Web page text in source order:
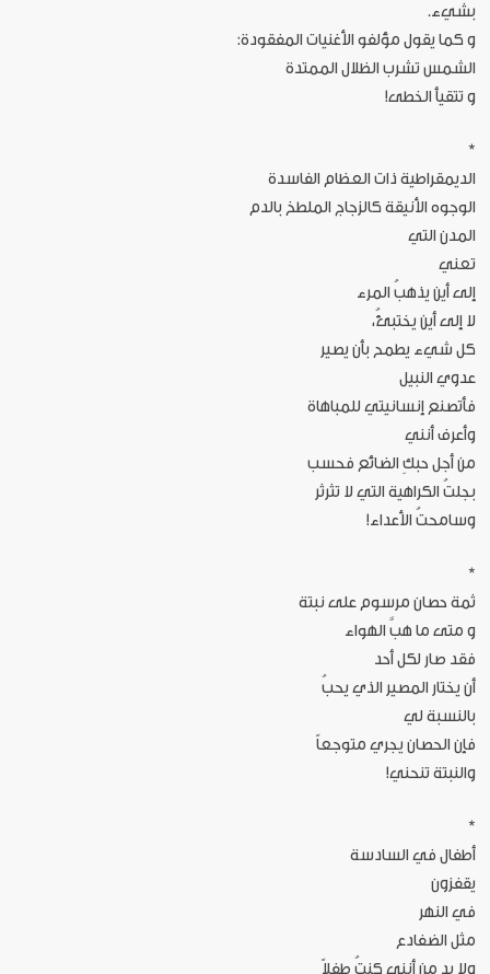
بشيء.
و كما يقول مؤلفو الأغنيات المفقودة:
الشمس تشرب الظلال الممتدة
و تتقيأ الخطى!
*
الديمقراطية ذات العظام الفاسدة
الوجوه الأنيقة كالزجاج الملطخ بالدم
المدن التي
تعني
إلى أين يذهبُ المرء
لا إلى أين يختبئُ،
كل شيء يطمح بأن يصير
عدوي النبيل
فأتصنع إنسانيتي للمباهاة
وأعرف أنني
من أجل حبكِ الضائع فحسب
بجلتُ الكراهية التي لا تثرثر
وسامحتُ الأعداء!
*
ثمة حصان مرسوم على نبتة
و متى ما هبَّ الهواء
فقد صار لكل أحد
أن يختار المصير الذي يحبُ
بالنسبة لي
فإن الحصان يجري متوجعاً
والنبتة تنحني!
*
أطفال في السادسة
يقفزون
في النهر
مثل الضفادع
ولا بد من أنني كنتُ طفلاً